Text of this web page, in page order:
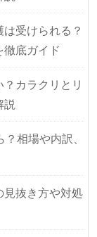
受けられる？
底ガイド
カラクリとリ
説
相場や内訳、
抜き方や対処